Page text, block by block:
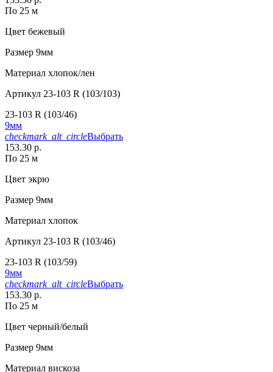
По 25 м
Цвет бежевый
Размер 9мм
Материал хлопок/лен
Артикул 23-103 R (103/103)
23-103 R (103/46)
9мм
checkmark_alt_circleВыбрать
153.30 р.
По 25 м
Цвет экрю
Размер 9мм
Материал хлопок
Артикул 23-103 R (103/46)
23-103 R (103/59)
9мм
checkmark_alt_circleВыбрать
153.30 р.
По 25 м
Цвет черный/белый
Размер 9мм
Материал вискоза